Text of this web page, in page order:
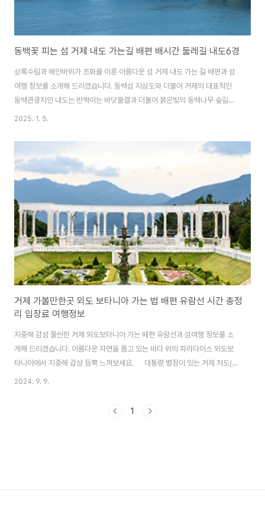
동백꽃 피는 섬 거제 내도 가는길 배편 배시간 둘레길 내도6경
상록수림과 해안바위가 조화를 이룬 아름다운 섬 거제 내도 가는 길 배편과 섬
여행 정보를 소개해 드리겠습니다. 동백섬 지심도와 더불어 거제의 대표적인
동백관광지인 내도는 반짝이는 바닷물결과 더불어 붉은빛의 동백나무 숲길을
찾아 많은 관광객들이 방문하는 힐링 여행지입니다. 또한 내도 건너편 거제 본
내도 가는 길에 같이 방문하기 좋습니다. 대통령 별장이 있는 거제 저도 배편
과 섬 여행정보도 함께 알아보세요. 거제 저도 배편 & 여행 정보 알아보기 내
도 가는 배편에메랄드빛의 속까지 투명하게 다 보이는 맑고 깨끗한 바다, 울창
한 동백꽃, 편백 등 자연의 선물을 자연 그대로 품고 있는 섬, 거제 내도를 가기
위해서는 구조라선착장으로..
2025. 1. 5.
거제 가볼만한곳 외도 보타니아 가는 법 배편 유람선 시간 총정
리 입장료 여행정보
지중해 감성 물씬한 거제 외도보타니아 가는 배편 유람선과 섬여행 정보를 소
개해 드리겠습니다. 아름다운 자연을 품고 있는 바다 위의 파라다이스 외도보
타니아에서 지중해 감성 듬뿍 느껴보세요. 대통령 별장이 있는 거제 저도(딱
섬) 배편과 여행정보도 함께 알아보세요. 저도 배편 및 섬 여행정보 알아보
2024. 9. 9.
1